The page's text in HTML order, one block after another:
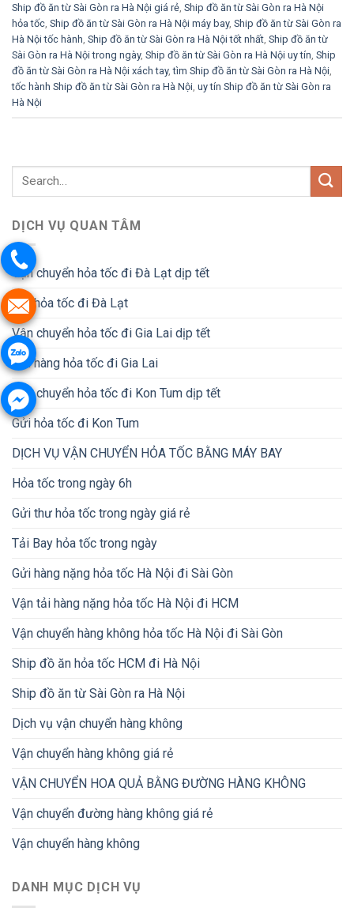
Ship đồ ăn từ Sài Gòn ra Hà Nội giá rẻ Ship đồ ăn từ Sài Gòn ra Hà Nội
hỏa tốc Ship đồ ăn từ Sài Gòn ra Hà Nội máy bay, Ship đồ ăn từ Sài Gòn ra
Hà Nội tốc hành Ship đồ ăn từ Sài Gòn ra Hà Nội tốt nhất Ship đồ ăn từ
Sài Gòn ra Hà Nội trong ngày, Ship đồ ăn từ Sài Gòn ra Hà Nội uy tín Ship
đồ ăn từ Sài Gòn ra Hà Nội xách tay,tìm Ship đồ ăn từ Sài Gòn ra Hà Nội
tốc hành Ship đồ ăn từ Sài Gòn ra Hà Nội uy tín Ship đồ ăn từ Sài Gòn ra
Hà Nội
DỊCH VỤ QUAN TÂM
Vận chuyển hỏa tốc đi Đà Lạt dịp tết
Gửi hỏa tốc đi Đà Lạt
Vận chuyển hỏa tốc đi Gia Lai dịp tết
Gửi hàng hỏa tốc đi Gia Lai
Vận chuyển hỏa tốc đi Kon Tum dịp tết
Gửi hỏa tốc đi Kon Tum
DỊCH VỤ VẬN CHUYỂN HỎA TỐC BẰNG MÁY BAY
Hỏa tốc trong ngày 6h
Gửi thư hỏa tốc trong ngày giá rẻ
Tải Bay hỏa tốc trong ngày
Gửi hàng nặng hỏa tốc Hà Nội đi Sài Gòn
Vận tải hàng nặng hỏa tốc Hà Nội đi HCM
Vận chuyển hàng không hỏa tốc Hà Nội đi Sài Gòn
Ship đồ ăn hỏa tốc HCM đi Hà Nội
Ship đồ ăn từ Sài Gòn ra Hà Nội
Dịch vụ vận chuyển hàng không
Vận chuyển hàng không giá rẻ
VẬN CHUYỂN HOA QUẢ BẰNG ĐƯỜNG HÀNG KHÔNG
Vận chuyển đường hàng không giá rẻ
Vận chuyển hàng không
DANH MỤC DỊCH VỤ